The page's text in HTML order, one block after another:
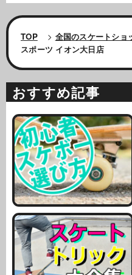
TOP > 全国のスケートショ
スポーツ イオン大日店
おすすめ記事